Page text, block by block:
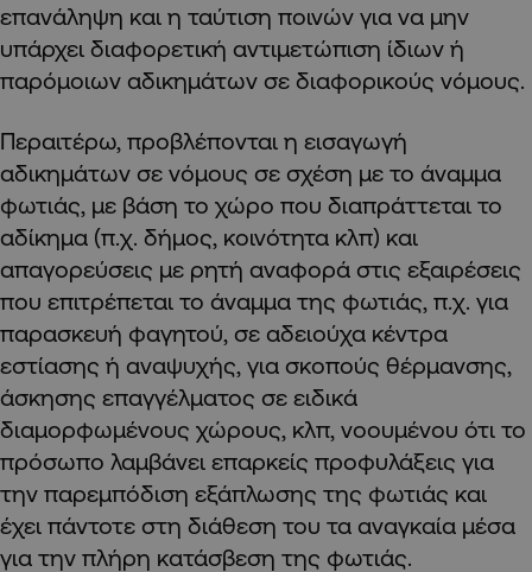
επανάληψη και η ταύτιση ποινών για να μην
υπάρχει διαφορετική αντιμετώπιση ίδιων ή
παρόμοιων αδικημάτων σε διαφορικούς νόμους.
Περαιτέρω, προβλέπονται η εισαγωγή
αδικημάτων σε νόμους σε σχέση με το άναμμα
φωτιάς, με βάση το χώρο που διαπράττεται το
αδίκημα (π.χ. δήμος, κοινότητα κλπ) και
απαγορεύσεις με ρητή αναφορά στις εξαιρέσεις
που επιτρέπεται το άναμμα της φωτιάς, π.χ. για
παρασκευή φαγητού, σε αδειούχα κέντρα
εστίασης ή αναψυχής, για σκοπούς θέρμανσης,
άσκησης επαγγέλματος σε ειδικά
διαμορφωμένους χώρους, κλπ, νοουμένου ότι το
πρόσωπο λαμβάνει επαρκείς προφυλάξεις για
την παρεμπόδιση εξάπλωσης της φωτιάς και
έχει πάντοτε στη διάθεση του τα αναγκαία μέσα
για την πλήρη κατάσβεση της φωτιάς.